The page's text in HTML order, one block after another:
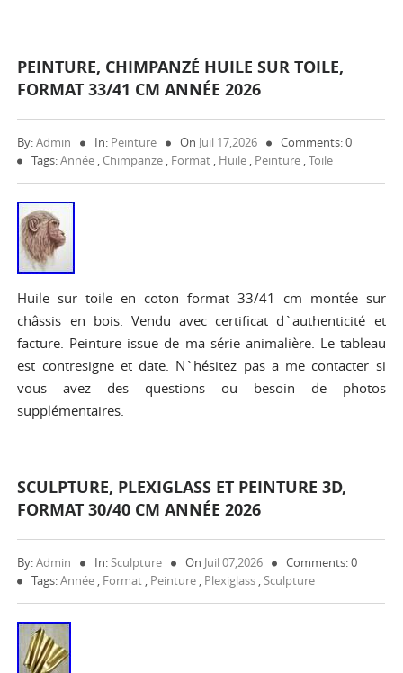
PEINTURE, CHIMPANZÉ HUILE SUR TOILE,
FORMAT 33/41 CM ANNÉE 2026
By:Admin In: Peinture On Juil 17,2026
Comments: 0
Tags:Année , Chimpanze , Format , Huile , Peinture ,Toile
Huile sur toile en coton format 33/41 cm montée sur
châssis en bois. Vendu avec certificat d`authenticité et
facture. Peinture issue de ma série animalière. Le tableau
est contresigne et date. N`hésitez pas a me contacter si
vous avez des questions ou besoin de photos
supplémentaires.
SCULPTURE, PLEXIGLASS ET PEINTURE 3D,
FORMAT 30/40 CM ANNÉE 2026
By:Admin In:Sculpture On Juil 07,2026
Comments: 0
Tags:Année , Format , Peinture , Plexiglass ,Sculpture